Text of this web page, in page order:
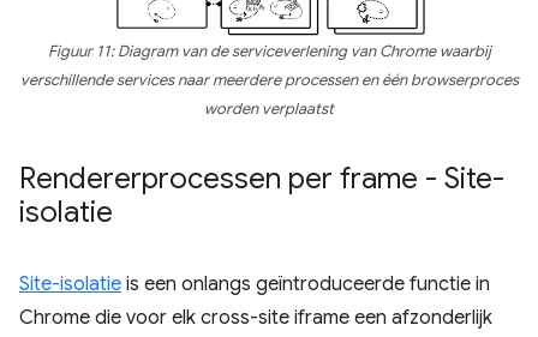
Figuur 11: Diagram van de serviceverlening van Chrome waarbij
verschillende services naar meerdere processen en één browserproces
worden verplaatst
Rendererprocessen per frame - Site-
isolatie
Site-isolatie is een onlangs geïntroduceerde functie in
Chrome die voor elk cross-site iframe een afzonderlijk